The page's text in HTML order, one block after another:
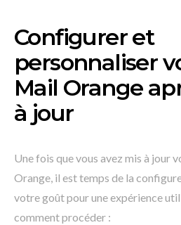
Configurer et
personnaliser
Mail Orange
à jour
Une fois que vous avez mis à jour
Orange, il est temps de la
votre goût pour une expérience
comment procéder :